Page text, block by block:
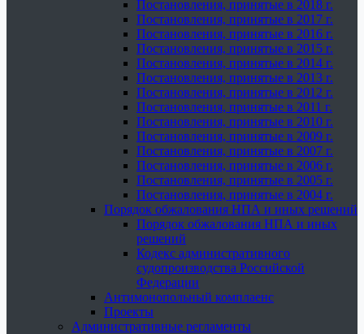
Постановления, принятые в 2018 г.
Постановления, принятые в 2017 г.
Постановления, принятые в 2016 г.
Постановления, принятые в 2015 г.
Постановления, принятые в 2014 г.
Постановления, принятые в 2013 г.
Постановления, принятые в 2012 г.
Постановления, принятые в 2011 г.
Постановления, принятые в 2010 г.
Постановления, принятые в 2009 г.
Постановления, принятые в 2007 г.
Постановления, принятые в 2006 г.
Постановления, принятые в 2005 г.
Постановления, принятые в 2004 г.
Порядок обжалования НПА и иных решений
Порядок обжалования НПА и иных
решений
Кодекс административного
судопроизводства Российской
Федерации
Антимонопольный комплаенс
Проекты
Административные регламенты